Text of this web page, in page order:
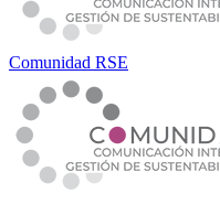
Comunidad RSE